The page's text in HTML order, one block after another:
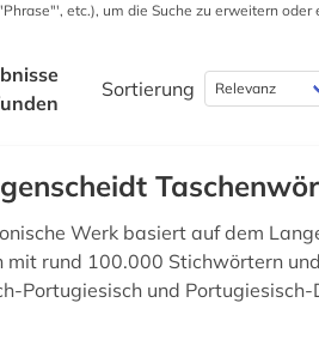
etc.), um die Suche zu erweitern oder
Sortierung
Werk basiert auf dem
mit rund 100.000 Stichwörtern
Portugiesisch und Portugiesisch-